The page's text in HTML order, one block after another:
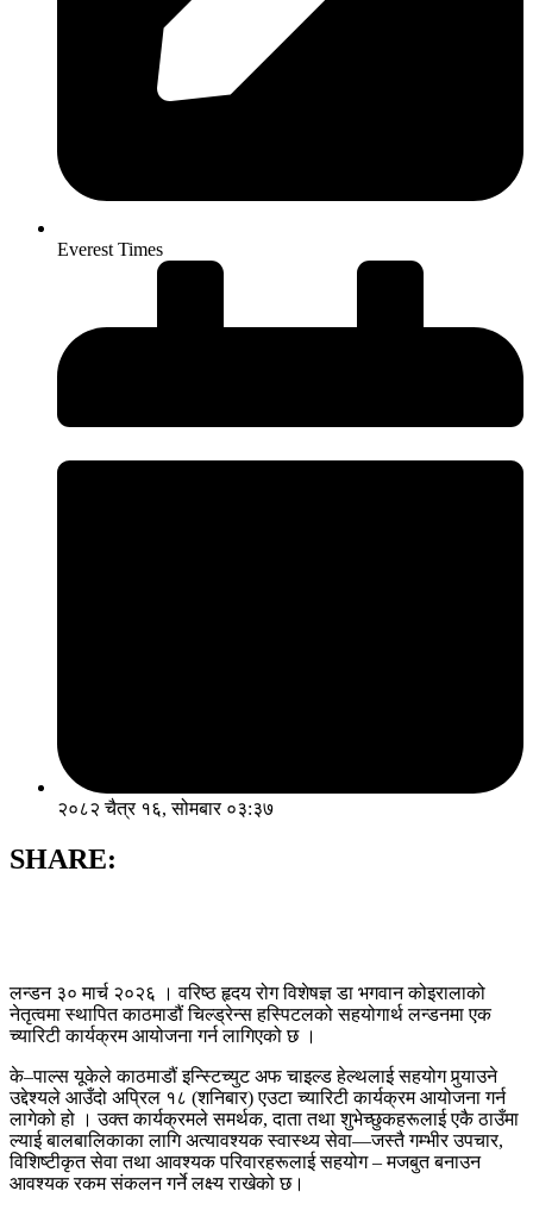
Everest Times
२०८२ चैत्र १६, सोमबार ०३:३७
SHARE:
लन्डन ३० मार्च २०२६ । वरिष्ठ हृदय रोग विशेषज्ञ डा भगवान कोइरालाको
नेतृत्वमा स्थापित काठमाडौं चिल्ड्रेन्स हस्पिटलको सहयोगार्थ लन्डनमा एक
च्यारिटी कार्यक्रम आयोजना गर्न लागिएको छ ।
के–पाल्स यूकेले काठमाडौं इन्स्टिच्युट अफ चाइल्ड हेल्थलाई सहयोग पुर्‍याउने
उद्देश्यले आउँदो अप्रिल १८ (शनिबार) एउटा च्यारिटी कार्यक्रम आयोजना गर्न
लागेको हो । उक्त कार्यक्रमले समर्थक, दाता तथा शुभेच्छुकहरूलाई एकै ठाउँमा
ल्याई बालबालिकाका लागि अत्यावश्यक स्वास्थ्य सेवा—जस्तै गम्भीर उपचार,
विशिष्टीकृत सेवा तथा आवश्यक परिवारहरूलाई सहयोग – मजबुत बनाउन
आवश्यक रकम संकलन गर्ने लक्ष्य राखेको छ।